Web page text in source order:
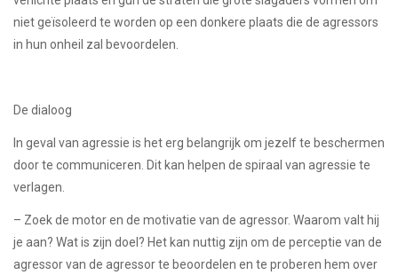
niet geïsoleerd te worden op een donkere plaats die de agressors
in hun onheil zal bevoordelen.
De dialoog
In geval van agressie is het erg belangrijk om jezelf te beschermen
door te communiceren. Dit kan helpen de spiraal van agressie te
verlagen.
– Zoek de motor en de motivatie van de agressor. Waarom valt hij
je aan? Wat is zijn doel? Het kan nuttig zijn om de perceptie van de
agressor van de agressor te beoordelen en te proberen hem over